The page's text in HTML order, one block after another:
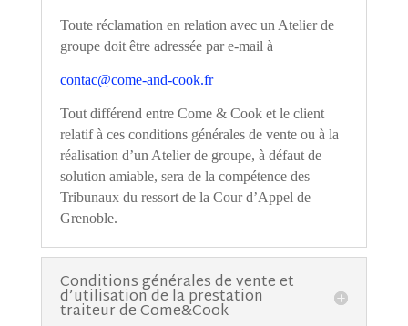
Toute réclamation en relation avec un Atelier de
groupe doit être adressée par e-mail à
contac@come-and-cook.fr
Tout différend entre Come & Cook et le client
relatif à ces conditions générales de vente ou à la
réalisation d’un Atelier de groupe, à défaut de
solution amiable, sera de la compétence des
Tribunaux du ressort de la Cour d’Appel de
Grenoble.
Conditions générales de vente et
d’utilisation de la prestation
traiteur de Come&Cook